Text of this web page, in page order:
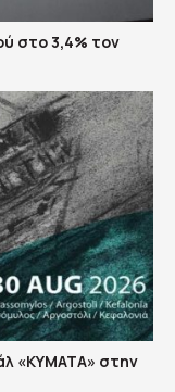
στο 3,4% τον
«ΚΥΜΑΤΑ» στην